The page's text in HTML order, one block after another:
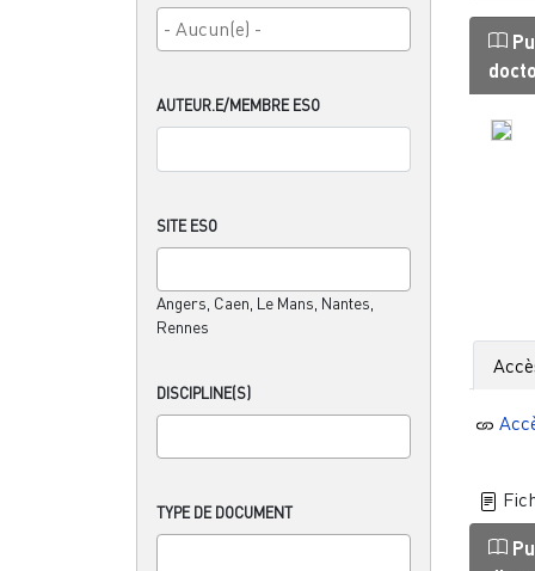
AUTEUR.E/MEMBRE ESO
SITE ESO
Angers, Caen, Le Mans, Nantes,
Rennes
DISCIPLINE(S)
TYPE DE DOCUMENT